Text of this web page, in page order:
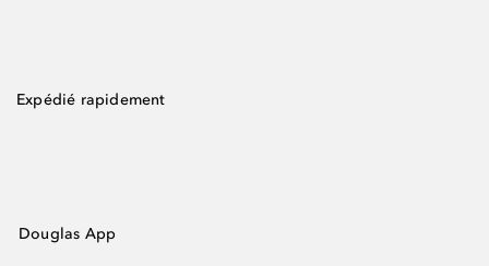
Expédié rapidement
Douglas App